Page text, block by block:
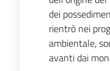
dei
rientrò nei
ambientale,
avanti dai